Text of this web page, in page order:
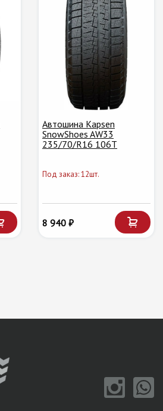
Автошина Kapsen
SnowShoes AW33
235/70/R16 106T
Под заказ: 12шт.
8 940 ₽